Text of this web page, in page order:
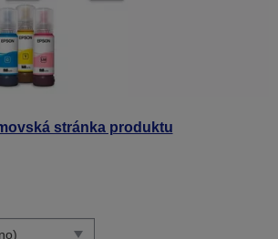
stránka produktu